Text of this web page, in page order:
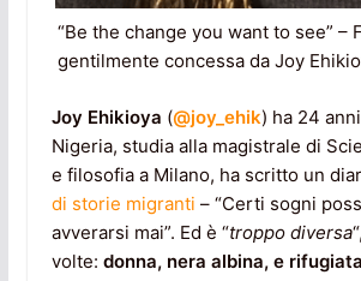
“Be the change you want to see” –
gentilmente concessa da Joy
Joy Ehikioya (@joy_ehik) ha 24
Nigeria, studia alla magistrale di
e filosofia a Milano, ha scritto un
di storie migranti – “Certi sogni
avverarsi mai”. Ed è “troppo diversa
volte: donna, nera albina, e rifugiata